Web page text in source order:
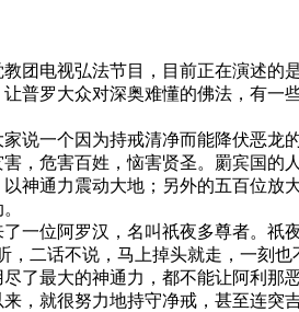
电视弘法节目，目前正在演述的是
普罗大众对深奥难懂的佛法，有一
一个因为持戒清净而能降伏恶龙的
，危害百姓，恼害贤圣。罽宾国的
神通力震动大地；另外的五百位放
位阿罗汉，名叫祇夜多尊者。祇夜
，二话不说，马上掉头就走，一刻
了最大的神通力，都不能让阿利那
，就很努力地持守净戒，甚至连突